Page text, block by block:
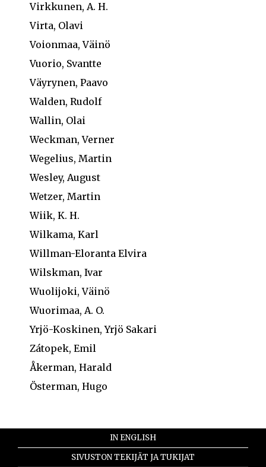
Virkkunen, A. H.
Virta, Olavi
Voionmaa, Väinö
Vuorio, Svantte
Väyrynen, Paavo
Walden, Rudolf
Wallin, Olai
Weckman, Verner
Wegelius, Martin
Wesley, August
Wetzer, Martin
Wiik, K. H.
Wilkama, Karl
Willman-Eloranta Elvira
Wilskman, Ivar
Wuolijoki, Väinö
Wuorimaa, A. O.
Yrjö-Koskinen, Yrjö Sakari
Zátopek, Emil
Åkerman, Harald
Österman, Hugo
IN ENGLISH
SIVUSTON TEKIJÄT JA TUKIJAT